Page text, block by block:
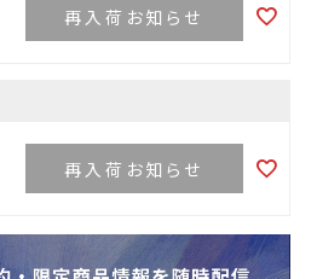
再入荷お知らせ
再入荷お知らせ